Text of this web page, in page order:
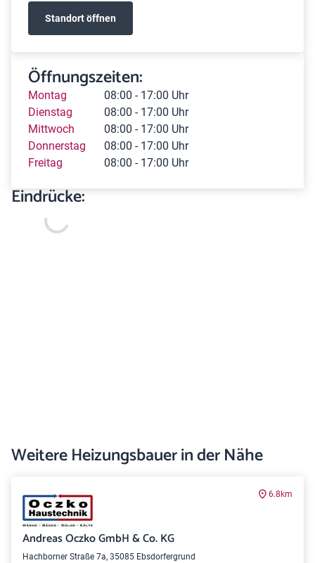
Standort öffnen
Öffnungszeiten:
Montag
08:00 - 17:00 Uhr
Dienstag
08:00 - 17:00 Uhr
Mittwoch
08:00 - 17:00 Uhr
Donnerstag
08:00 - 17:00 Uhr
Freitag
08:00 - 17:00 Uhr
Eindrücke:
Weitere Heizungsbauer in der Nähe
6.8km
Andreas Oczko GmbH & Co. KG
Hachborner Straße 7a, 35085 Ebsdorfergrund